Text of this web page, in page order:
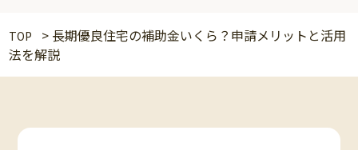
TOP > 長期優良住宅の補助金いくら？申請メリットと活用
法を解説